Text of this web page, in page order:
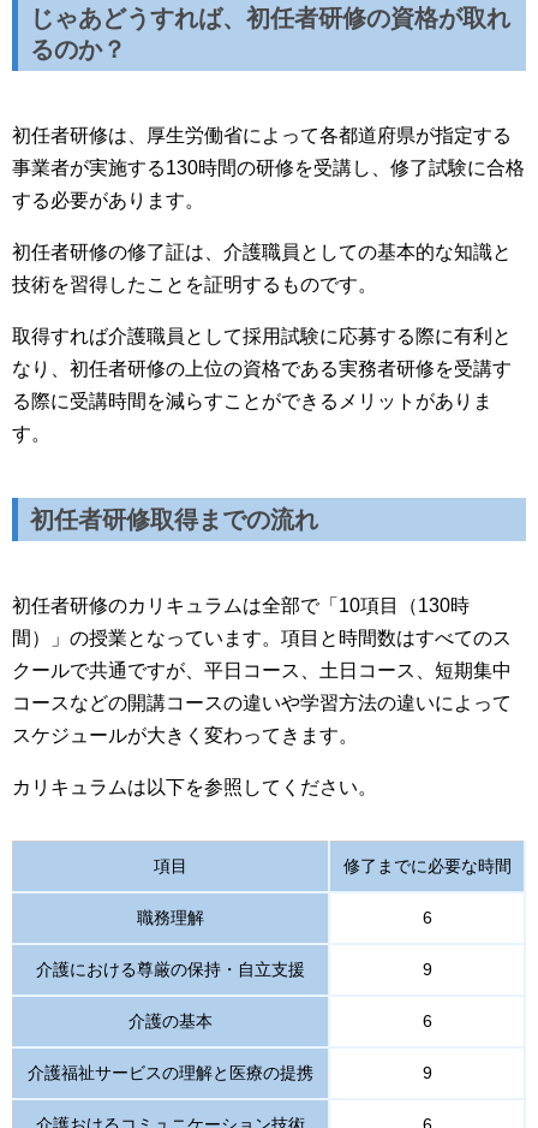
じゃあどうすれば、初任者研修の資格が取れ
るのか？
初任者研修は、厚生労働省によって各都道府県が指定する
事業者が実施する130時間の研修を受講し、修了試験に合格
する必要があります。
初任者研修の修了証は、介護職員としての基本的な知識と
技術を習得したことを証明するものです。
取得すれば介護職員として採用試験に応募する際に有利と
なり、初任者研修の上位の資格である実務者研修を受講す
る際に受講時間を減らすことができるメリットがありま
す。
初任者研修取得までの流れ
初任者研修のカリキュラムは全部で「10項目（130時
間）」の授業となっています。項目と時間数はすべてのス
クールで共通ですが、平日コース、土日コース、短期集中
コースなどの開講コースの違いや学習方法の違いによって
スケジュールが大きく変わってきます。
カリキュラムは以下を参照してください。
項目 修了までに必要な時間
職務理解 6
介護における尊厳の保持・自立支援 9
介護の基本 6
介護福祉サービスの理解と医療の提携 9